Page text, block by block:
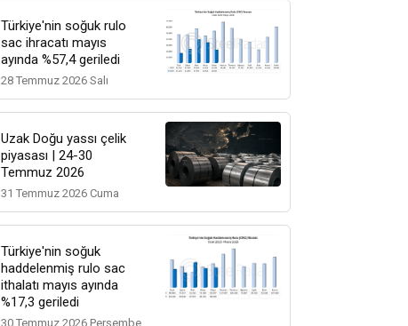
Türkiye'nin soğuk rulo
sac ihracatı mayıs
ayında %57,4 geriledi
28 Temmuz 2026 Salı
Uzak Doğu yassı çelik
piyasası | 24-30
Temmuz 2026
31 Temmuz 2026 Cuma
Türkiye'nin soğuk
haddelenmiş rulo sac
ithalatı mayıs ayında
%17,3 geriledi
30 Temmuz 2026 Perşembe